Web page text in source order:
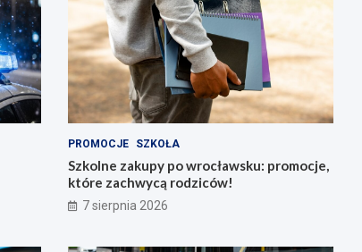
PROMOCJE SZKOŁA
Szkolne zakupy po wrocławsku: promocje,
które zachwycą rodziców!
7 sierpnia 2026